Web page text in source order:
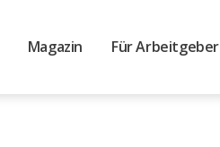
Magazin Für Arbeitgeber